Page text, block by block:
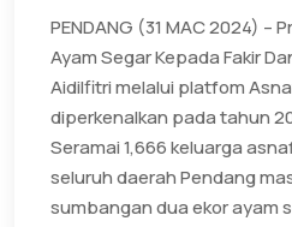
PENDANG (31 MAC 2024) –
Ayam Segar Kepada Fakir
Aidilfitri melalui platfom
diperkenalkan pada tahun
Seramai 1,666 keluarga
seluruh daerah Pendang
sumbangan dua ekor ayam